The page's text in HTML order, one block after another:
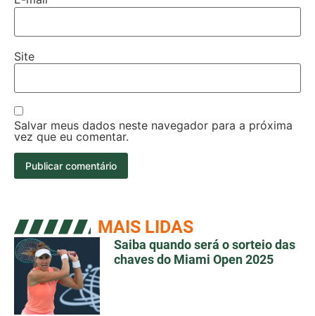
Site
Salvar meus dados neste navegador para a próxima
vez que eu comentar.
MAIS LIDAS
Saiba quando será o sorteio das
chaves do Miami Open 2025